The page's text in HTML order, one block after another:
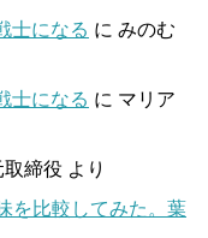
士になる に みのむ
士になる に マリア
取締役 より
を比較してみた。葉